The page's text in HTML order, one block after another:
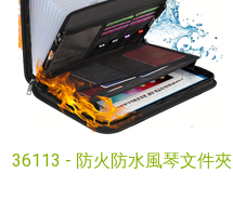
36113 - 防火防水風琴文件夾